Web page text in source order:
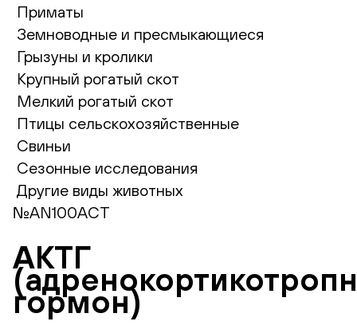
Приматы
Земноводные и пресмыкающиеся
Грызуны и кролики
Крупный рогатый скот
Мелкий рогатый скот
Птицы сельскохозяйственные
Свиньи
Сезонные исследования
Другие виды животных
№AN100ACT
АКТГ
гормон)